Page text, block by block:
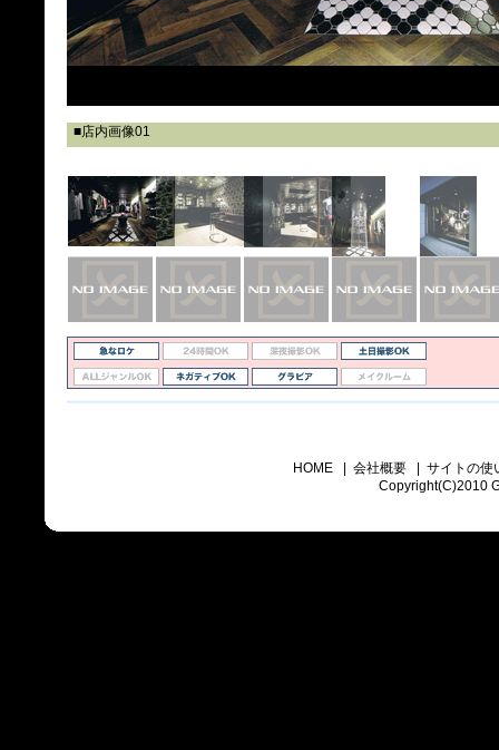
■店内画像01
HOME| 会社概要| サイトの使
Copyright(C)2010